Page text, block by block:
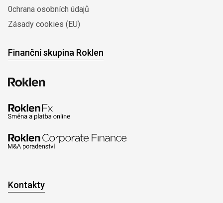
0chrana osobních údajů
Zásady cookies (EU)
Finanční skupina Roklen
Kontakty